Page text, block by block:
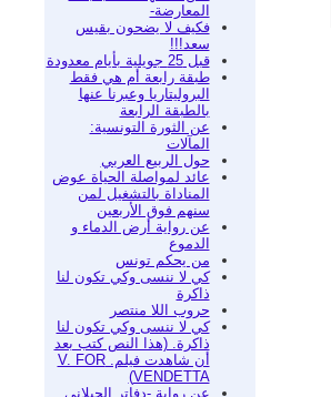
المعارضة-
فكيف لا يضحون بقيس
سعد!!!
قبل 25 جويلية بأيام معدودة
طبقة رابعة أم هي فقط
البروليتاريا وعبرنا عنها
بالطبقة الرابعة
عن الثورة التونسية:
المآلات
حول الربيع العربي
عائد لمواصلة الحياة عوض
المناداة بالتشغيل لمن
سنهم فوق الأربعين
عن رواية أرض الدماء و
الدموع
من يحكم تونس
كي لا ننسى وكي تكون لنا
ذاكرة
حروب اللا منتصر
كي لا ننسى وكي تكون لنا
ذاكرة. (هذا النص كتب بعد
أن شاهدت فيلم. V. FOR
VENDETTA)
عن رواية -دفاتر الجيلاني